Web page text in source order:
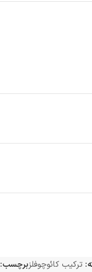
ترکیب کائوچوفلزبرچسب: